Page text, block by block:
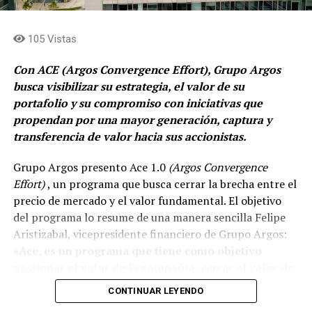
105 Vistas
Con ACE (Argos Convergence Effort), Grupo Argos
busca visibilizar su estrategia, el valor de su
portafolio y su compromiso con iniciativas que
propendan por una mayor generación, captura y
transferencia de valor hacia sus accionistas.
Grupo Argos presento Ace 1.0(Argos Convergence
Effort), un programa que busca cerrar la brecha entre el
precio de mercado y el valor fundamental. El objetivo
del programa lo resume de una manera sencilla Felipe
Aristizabal, vicepresidente financiero de Grupo Argos:
la brecha que existe entre el precio que el mercado
reconoce del valor fundamental de nuestra
CONTINUAR LEYENDO